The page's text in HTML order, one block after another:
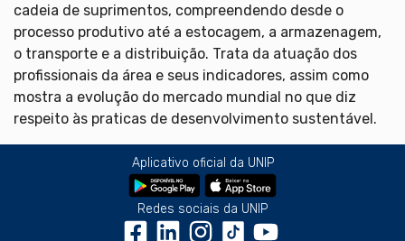
cadeia de suprimentos, compreendendo desde o
processo produtivo até a estocagem, a armazenagem,
o transporte e a distribuição. Trata da atuação dos
profissionais da área e seus indicadores, assim como
mostra a evolução do mercado mundial no que diz
respeito às praticas de desenvolvimento sustentável.
Aplicativo oficial da UNIP
Redes sociais da UNIP